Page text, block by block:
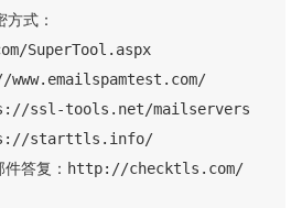
方式：
SuperTool.aspx
www.emailspamtest.com/
ssl-tools.net/mailservers
starttls.info/
件答复：http://checktls.com/